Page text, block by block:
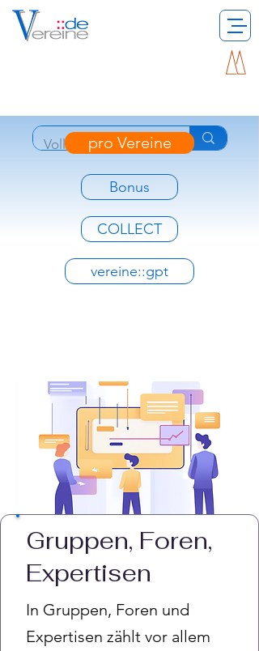
pro Vereine
Bonus
COLLECT
vereine::gpt
Gruppen, Foren,
Expertisen
In Gruppen, Foren und
Expertisen zählt vor allem